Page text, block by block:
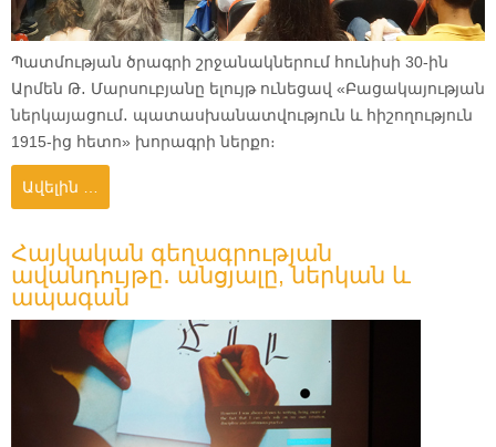
Պատմության ծրագրի շրջանակներում հունիսի 30-ին
Արմեն Թ․ Մարսուբյանը ելույթ ունեցավ «Բացակայության
ներկայացում․ պատասխանատվություն և հիշողություն
1915-ից հետո» խորագրի ներքո։
Ավելին …
Հայկական գեղագրության
ավանդույթը․ անցյալը, ներկան և
ապագան